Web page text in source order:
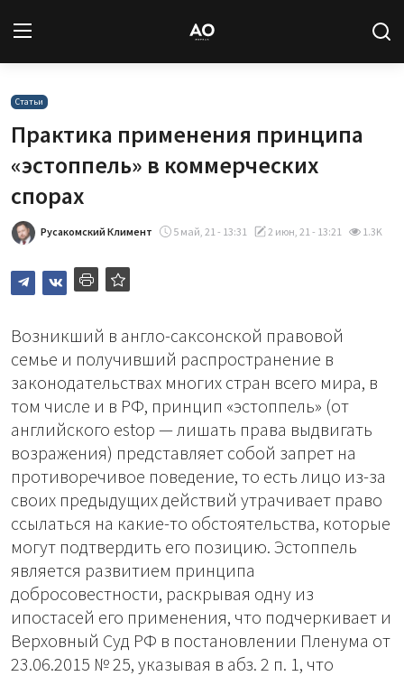
Новости
Статьи
Авторы
Архив
База знаний
Статьи
Практика применения принципа
«эстоппель» в коммерческих
спорах
Русакомский Климент 5 май, 21 - 13:31 2 июн, 21 - 13:21 1.3K
Возникший в англо-саксонской правовой
семье и получивший распространение в
законодательствах многих стран всего мира, в
том числе и в РФ, принцип «эстоппель» (от
английского estop — лишать права выдвигать
возражения) представляет собой запрет на
противоречивое поведение, то есть лицо из-за
своих предыдущих действий утрачивает право
ссылаться на какие-то обстоятельства, которые
могут подтвердить его позицию. Эстоппель
является развитием принципа
добросовестности, раскрывая одну из
ипостасей его применения, что подчеркивает и
Верховный Суд РФ в постановлении Пленума от
23.06.2015 № 25, указывая в абз. 2 п. 1, что